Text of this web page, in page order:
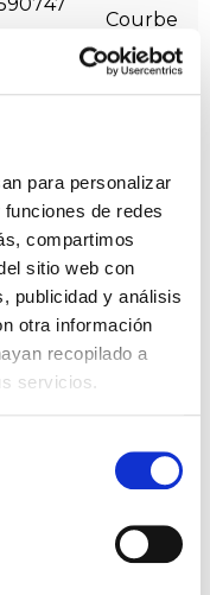
para personalizar
de redes
compartimos
sitio web con
publicidad y análisis
otra información
recopilado a
servicios.
Courbe
Dossier
Courbe
Courbe